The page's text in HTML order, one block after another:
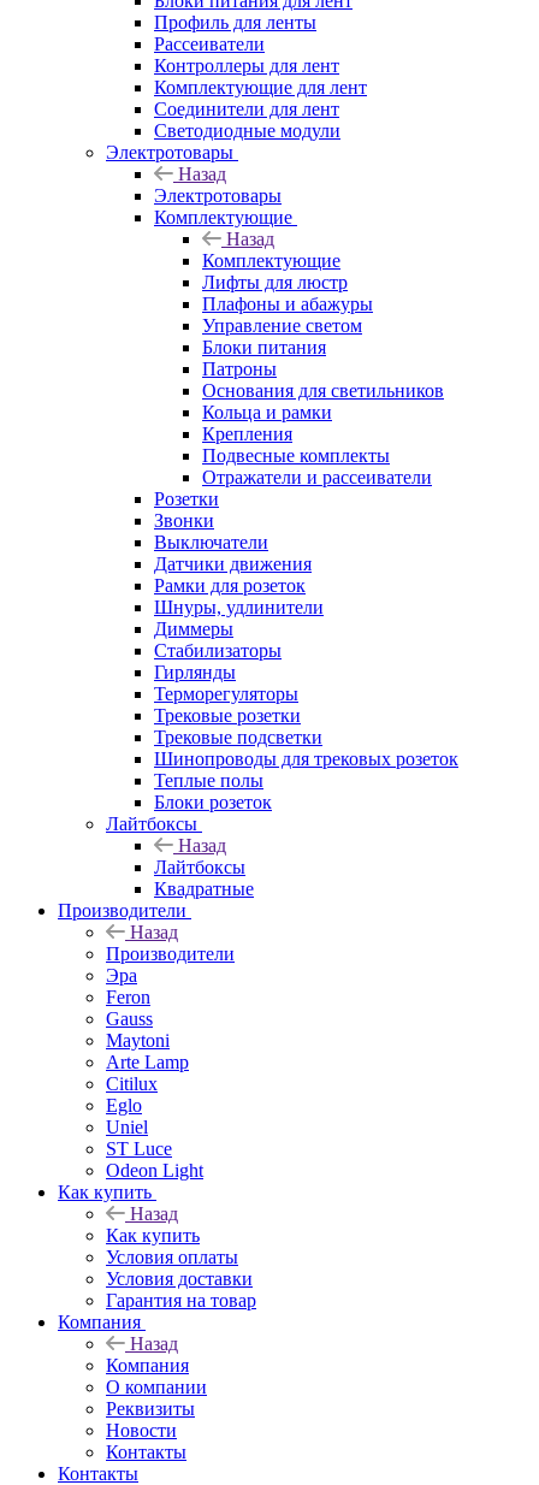
Профиль для ленты
Рассеиватели
Контроллеры для лент
Комплектующие для лент
Соединители для лент
Светодиодные модули
Электротовары
Назад
Электротовары
Комплектующие
Назад
Комплектующие
Лифты для люстр
Плафоны и абажуры
Управление светом
Блоки питания
Патроны
Основания для светильников
Кольца и рамки
Крепления
Подвесные комплекты
Отражатели и рассеиватели
Розетки
Звонки
Выключатели
Датчики движения
Рамки для розеток
Шнуры, удлинители
Диммеры
Стабилизаторы
Гирлянды
Терморегуляторы
Трековые розетки
Трековые подсветки
Шинопроводы для трековых розеток
Теплые полы
Блоки розеток
Лайтбоксы
Назад
Лайтбоксы
Квадратные
Производители
Назад
Производители
Эра
Feron
Gauss
Maytoni
Arte Lamp
Citilux
Eglo
Uniel
ST Luce
Odeon Light
Как купить
Назад
Как купить
Условия оплаты
Условия доставки
Гарантия на товар
Компания
Назад
Компания
О компании
Реквизиты
Новости
Контакты
Контакты